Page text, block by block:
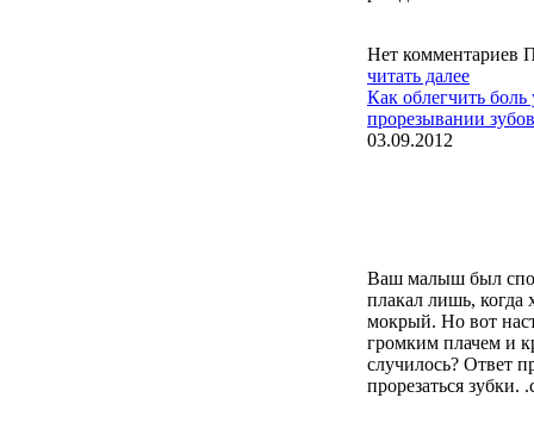
Нет комментариев
читать далее
Как облегчить
прорезывании
03.09.2012
Ваш малыш был
плакал лишь, когда
мокрый. Но вот
громким плачем и
случилось? Ответ
прорезаться